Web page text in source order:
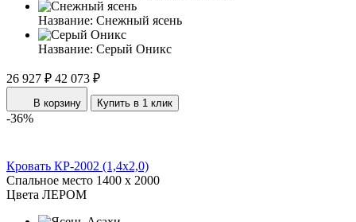
Название: Снежный ясень
Название: Серый Оникс
26 927 ₽ 42 073 ₽
В корзину Купить в 1 клик
-36%
Кровать КР-2002 (1,4x2,0)
Спальное место 1400 x 2000
Цвета ЛЕРОМ